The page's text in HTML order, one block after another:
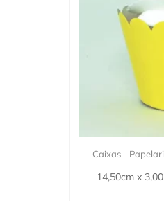
Caixas -
14,50cm x